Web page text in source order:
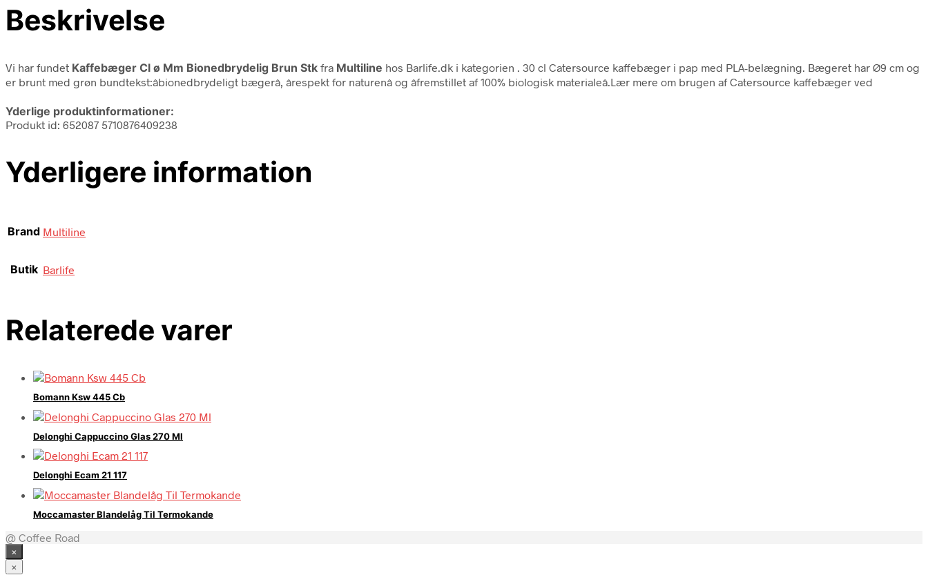
Beskrivelse
Vi har fundet Kaffebæger Cl ø Mm Bionedbrydelig Brun Stk fra Multiline hos Barlife.dk i kategorien
. 30 cl Catersource kaffebæger i pap med PLA-belægning. Bægeret har Ø9 cm og
er brunt med grøn bundtekst:âbionedbrydeligt bægerâ, ârespekt for naturenâ og âfremstillet af 100% biologisk materialeâ.Lær mere om brugen af Catersource kaffebæger ved
Yderlige produktinformationer:
Produkt id: 652087 5710876409238
Yderligere information
Brand Multiline
Butik Barlife
Relaterede varer
Bomann Ksw 445 Cb
Delonghi Cappuccino Glas 270 Ml
Delonghi Ecam 21 117
Moccamaster Blandelåg Til Termokande
@ Coffee Road
×
×